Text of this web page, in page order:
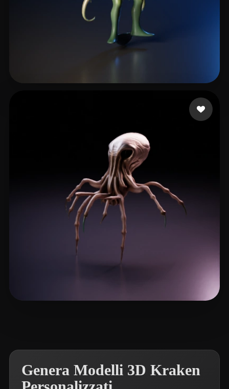
Genera Modelli 3D Kraken